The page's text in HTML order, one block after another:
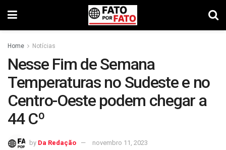
Home Notícias
Nesse Fim de Semana
Temperaturas no Sudeste e no
Centro-Oeste podem chegar a
44 Cº
by Da Redação novembro 11, 2023